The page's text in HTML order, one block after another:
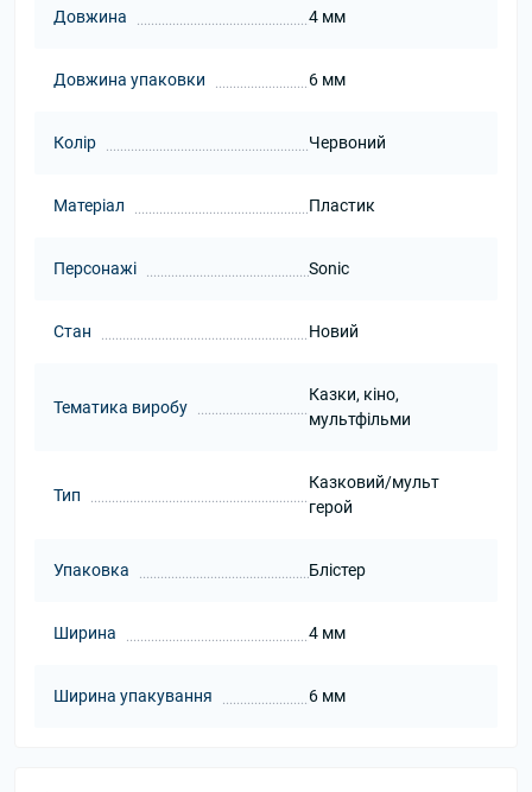
Довжина 4 мм
Довжина упаковки 6 мм
Колір Червоний
Матеріал Пластик
Персонажі Sonic
Стан Новий
Тематика виробу
Казки, кіно,
мультфільми
Тип
Казковий/мульт
герой
Упаковка Блістер
Ширина 4 мм
Ширина упакування 6 мм